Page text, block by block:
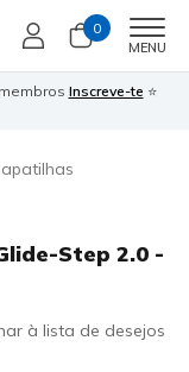
0
MENU
Inscreve-te ⭐
Step 2.0 -
à lista de desejos